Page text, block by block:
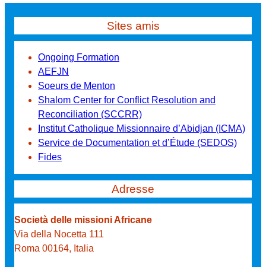
Sites amis
Ongoing Formation
AEFJN
Soeurs de Menton
Shalom Center for Conflict Resolution and
Reconciliation (SCCRR)
Institut Catholique Missionnaire d’Abidjan (ICMA)
Service de Documentation et d’Étude (SEDOS)
Fides
Adresse
Società delle missioni Africane
Via della Nocetta 111
Roma 00164, Italia